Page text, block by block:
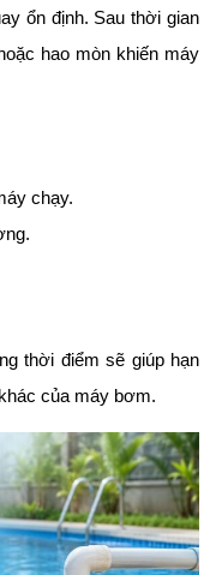
ổn định. Sau thời gian
hao mòn khiến máy
chạy.
thời điểm sẽ giúp hạn
của máy bơm.